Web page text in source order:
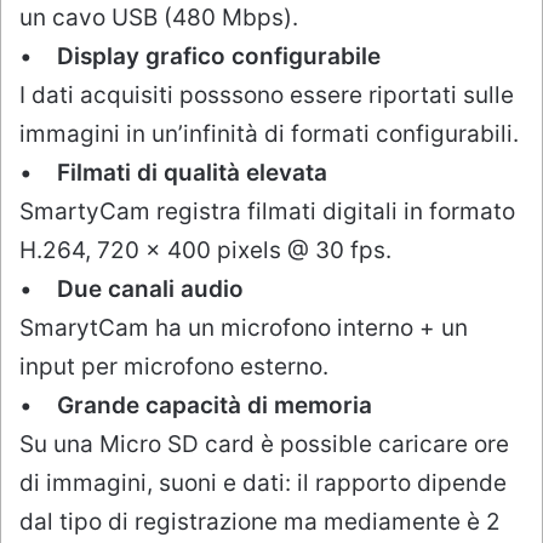
un cavo USB (480 Mbps).
• Display grafico configurabile
I dati acquisiti posssono essere riportati sulle
immagini in un’infinità di formati configurabili.
• Filmati di qualità elevata
SmartyCam registra filmati digitali in formato
H.264, 720 x 400 pixels @ 30 fps.
• Due canali audio
SmarytCam ha un microfono interno + un
input per microfono esterno.
• Grande capacità di memoria
Su una Micro SD card è possible caricare ore
di immagini, suoni e dati: il rapporto dipende
dal tipo di registrazione ma mediamente è 2